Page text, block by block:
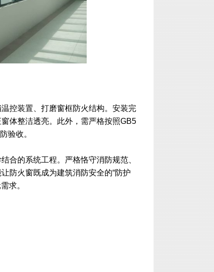
控装置、打磨窗框防火结构。安装完
体整洁透亮。此外，需严格按照GB5
验收。
合的系统工程。严格恪守消防规范、
防火窗既成为建筑消防安全的“防护
求。